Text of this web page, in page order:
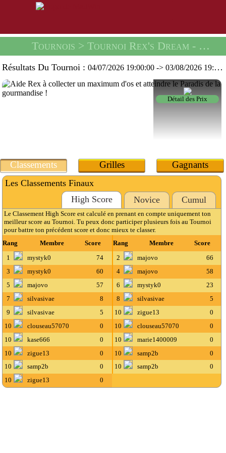
Tournois > Tournoi Rex's Dream - Un
Résultats Du Tournoi :04/07/2026 19:00:00 ->03/08/2026 19:59:59
Détail des Prix
Classements Grilles Gagnants
Les Classements Finaux
High Score
Novice Cumul
Le Classement High Score est calculé en prenant en compte uniquement ton
meilleur score au Tournoi. Tu peux donc participer plusieurs fois au Tournoi
pour battre ton précédent score et donc mieux te classer.
Rang
Membre Score Rang Membre
Score
1
mystyk0 74 2 majovo
66
3
mystyk0 60 4 majovo
58
5
majovo 57 6 mystyk0
23
7
silvasivae 8 8 silvasivae
5
9
silvasivae 5 10 zigue13
0
10
clouseau57070 0 10 clouseau57070
0
10
kase666 0 10 marie1400009
0
10
zigue13 0 10 samp2b
0
10
samp2b 0 10 samp2b
0
10
zigue13 0